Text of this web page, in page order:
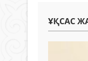
ҰҚСАС